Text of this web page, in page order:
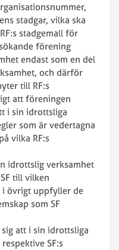
stadgar, vilka ska
stadgemall för
förening
endast som en del
och därför
till RF:s
att föreningen
i sin idrottsliga
som är vedertagna
vilka RF:s
idrottslig verksamhet
till vilken
i övrigt uppfyller de
som SF
att i sin idrottsliga
SF:s